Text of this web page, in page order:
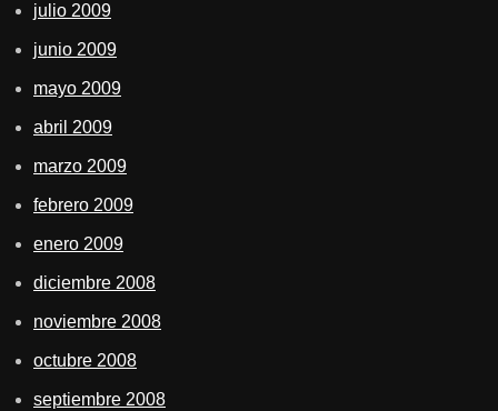
julio 2009
junio 2009
mayo 2009
abril 2009
marzo 2009
febrero 2009
enero 2009
diciembre 2008
noviembre 2008
octubre 2008
septiembre 2008